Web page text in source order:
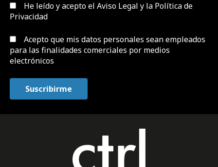
He leído y acepto el Aviso Legal y la Política de
Privacidad
Acepto que mis datos personales sean empleados
para las finalidades comerciales por medios
electrónicos